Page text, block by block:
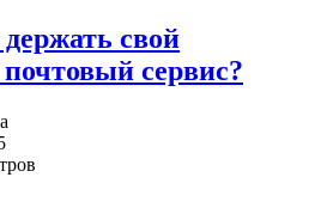
свой
сервис?